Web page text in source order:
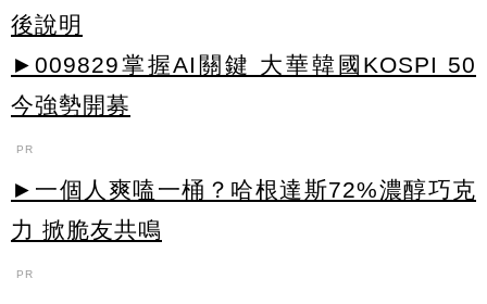
後說明
►009829掌握AI關鍵 大華韓國KOSPI 50
今強勢開募
PR
►一個人爽嗑一桶？哈根達斯72%濃醇巧克
力 掀脆友共鳴
PR